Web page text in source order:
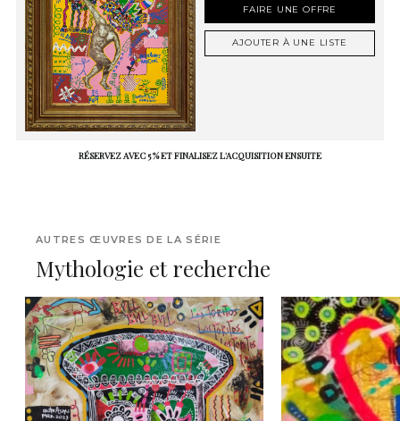
FAIRE UNE OFFRE
AJOUTER À UNE LISTE
RÉSERVEZ AVEC 5 % ET FINALISEZ L'ACQUISITION ENSUITE
AUTRES ŒUVRES DE LA SÉRIE
Mythologie et recherche